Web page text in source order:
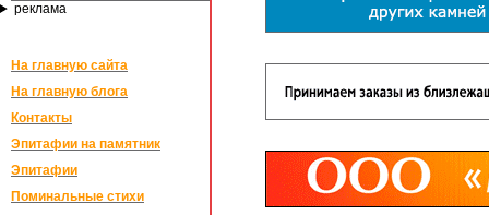
реклама
На главную сайта
На главную блога
Контакты
Эпитафии на памятник
Эпитафии
Поминальные стихи